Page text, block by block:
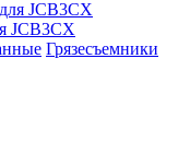
JCB3CX
Грязесъемники